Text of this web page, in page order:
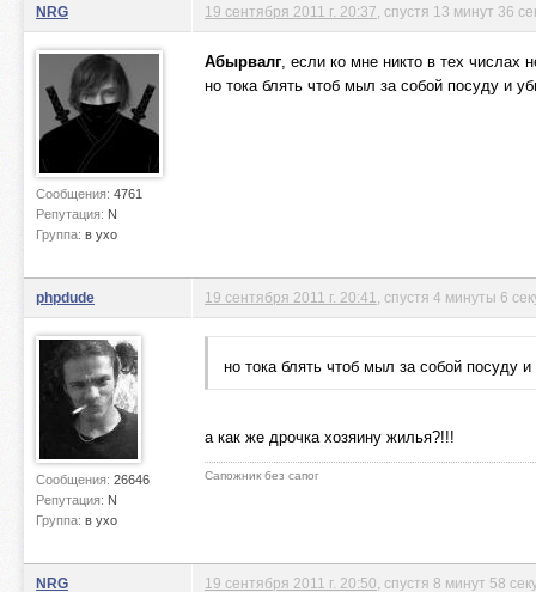
NRG
Сообщения: 4761
Репутация: N
Группа: в ухо
19 сентября 2011 г. 20:37 , спустя 13 минут 36
Абырвалг, если ко мне никто в тех числах
но тока блять чтоб мыл за собой посуду и
phpdude
Сообщения: 26646
Репутация: N
Группа: в ухо
19 сентября 2011 г. 20:41 , спустя 4 минуты 6
но тока блять чтоб мыл за собой посуду
а как же дрочка хозяину жилья?!!!
Сапожник без сапог
NRG 19 сентября 2011 г. 20:50 , спустя 8 минут 58